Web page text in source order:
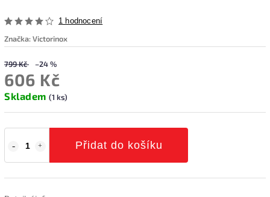
1 hodnocení
Značka:Victorinox
799 Kč –24 %
606 Kč
Skladem (1 ks)
Přidat do košíku